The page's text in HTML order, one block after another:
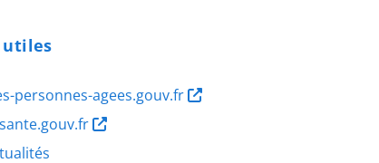
utiles
personnes-agees.gouv.fr